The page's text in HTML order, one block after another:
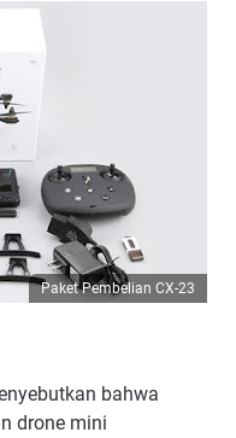
Paket Pembelian CX-23
bahwa
drone mini